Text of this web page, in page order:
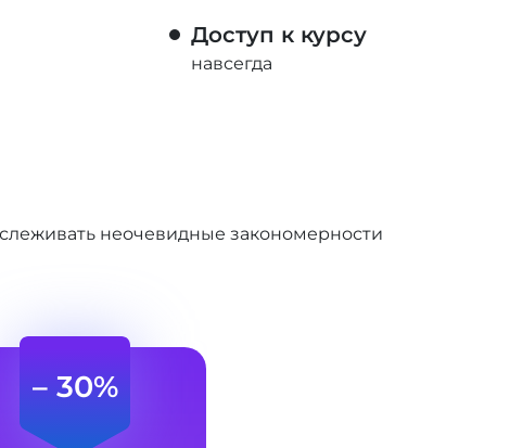
Доступ к курсу
навсегда
неочевидные закономерности
– 30%